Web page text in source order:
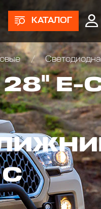
КАТАЛОГ
Светодиодная балка Rigid 28" Е-серия PRO
Е-